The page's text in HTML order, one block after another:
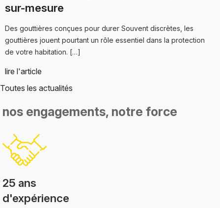
sur-mesure
Des gouttières conçues pour durer Souvent discrètes, les
gouttières jouent pourtant un rôle essentiel dans la protection
de votre habitation. […]
lire l'article
Toutes les actualités
nos engagements,notre force
25 ans
d'expérience